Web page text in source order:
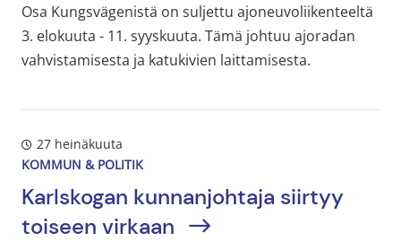
Osa Kungsvägenistä on suljettu ajoneuvoliikenteeltä
3. elokuuta - 11. syyskuuta. Tämä johtuu ajoradan
vahvistamisesta ja katukivien laittamisesta.
27 heinäkuuta
KOMMUN & POLITIK
Karlskogan kunnanjohtaja siirtyy
toiseen virkaan